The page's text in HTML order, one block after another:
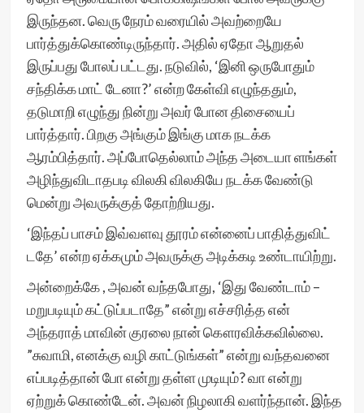
இருந்தன. வெரு நேரம் வரையில் அவற்றையே
பார்த்துக்கொண்டிருந்தார். அதில் ஏதோ ஆறுதல்
இருப்பது போலப் பட்டது. நடுவில், ‘இனி ஒருபோதும்
சந்திக்க மாட் டேனா?’ என்ற கேள்வி எழுந்ததும்,
தடுமாறி எழுந்து நின்று அவர் போன திசையைப்
பார்த்தார். பிறகு அங்கும் இங்கு மாக நடக்க
ஆரம்பித்தார். அப்போதெல்லாம் அந்த அடையா ளங்கள்
அழிந்துவிடாதபடி விலகி விலகியே நடக்க வேண்டு
மென்று அவருக்குத் தோற்றியது.
‘இந்தப் பாசம் இவ்வளவு தூரம் என்னைப் பாதித்துவிட்
டதே’ என்ற ஏக்கமும் அவருக்கு அடிக்கடி உண்டாயிற்று.
அன்றைக்கே , அவன் வந்தபோது, ‘இது வேண்டாம் –
மறுபடியும் கட்டுப்படாதே” என்று எச்சரித்த என்
அந்தராத் மாவின் குரலை நான் கௌரவிக்கவில்லை.
”சுவாமி, எனக்கு வழி காட்டுங்கள்” என்று வந்தவனை
எப்படித்தான் போ என்று தள்ள முடியும்? வா என்று
ஏற்றுக் கொண்டேன். அவன் நிழலாகி வளர்ந்தான். இந்த